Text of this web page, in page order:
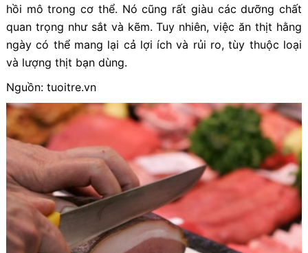
hồi mô trong cơ thể. Nó cũng rất giàu các dưỡng chất
quan trọng như sắt và kẽm. Tuy nhiên, việc ăn thịt hằng
ngày có thể mang lại cả lợi ích và rủi ro, tùy thuộc loại
và lượng thịt bạn dùng.
Nguồn: tuoitre.vn